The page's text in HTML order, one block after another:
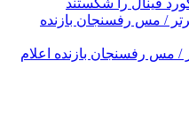
/ مس رفسنجان بازنده اعلام